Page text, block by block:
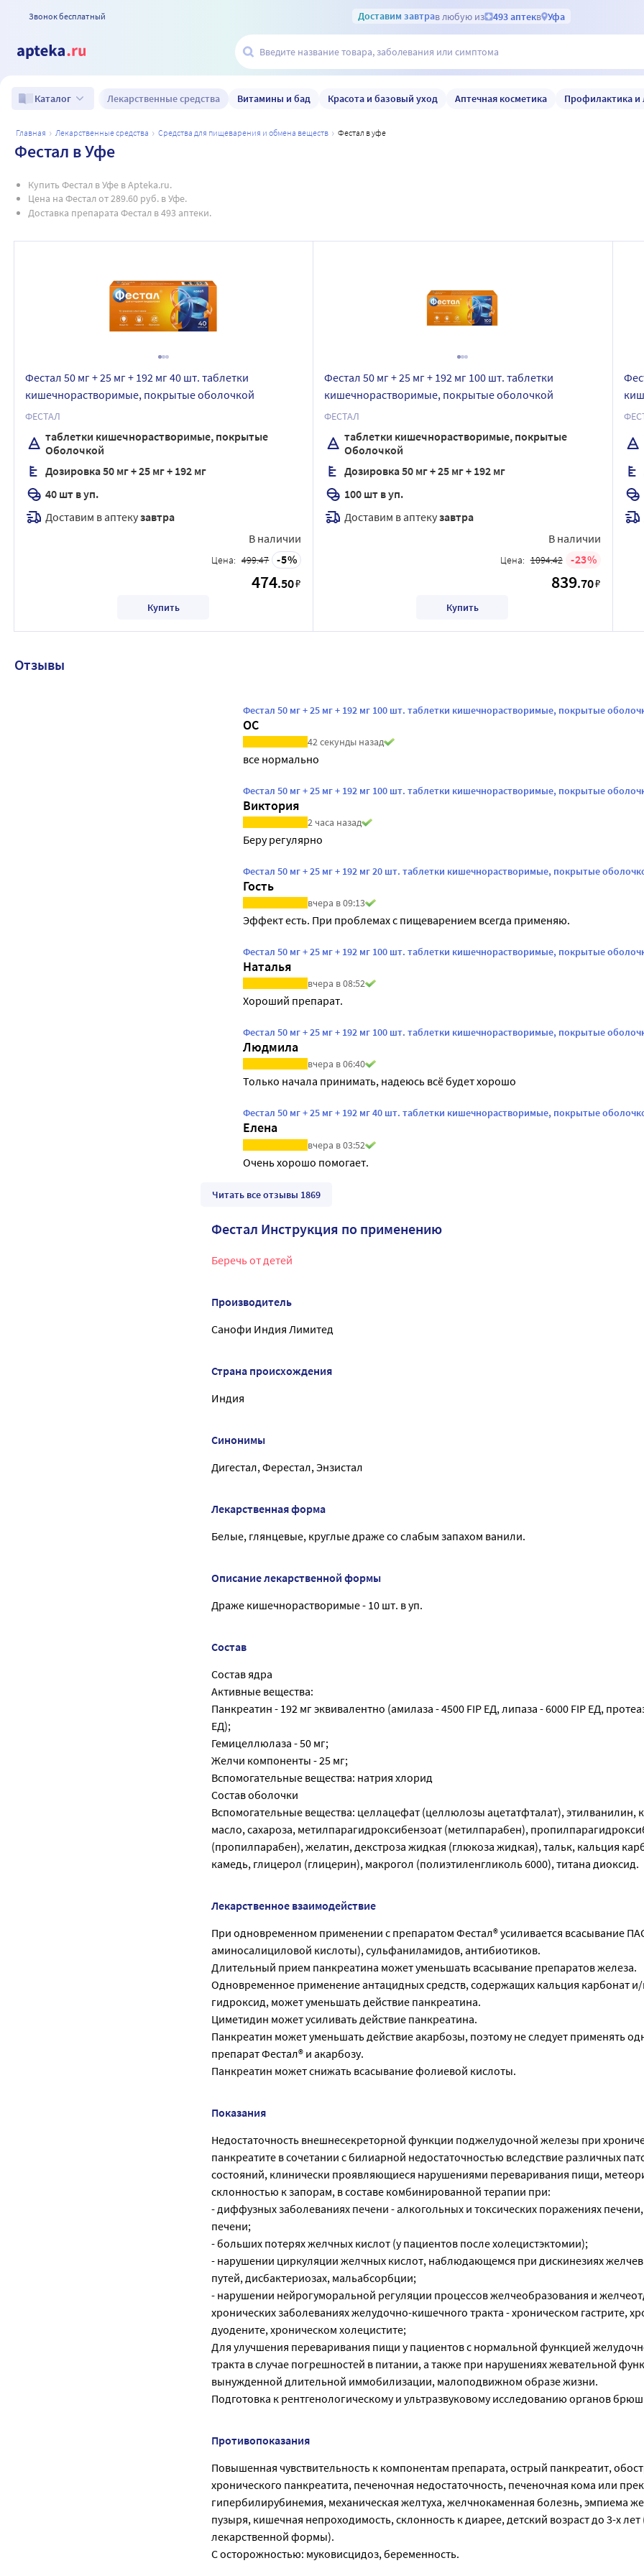
Звонок бесплатный Доставим завтрав любую из 493 аптекв Уфа
Каталог Лекарственные средства Витамины и бад Красота и базовый уход Аптечная косметика Профилактика и
главная лекарственные средства средства для пищеварения и обмена веществ фестал в уфе
Фестал в Уфе
Купить Фестал в Уфе в Apteka.ru.
Цена на Фестал от 289.60 руб. в Уфе.
Доставка препарата Фестал в 493 аптеки.
Фестал 50 мг + 25 мг + 192 мг 40 шт. таблетки
кишечнорастворимые, покрытые оболочкой
ФЕСТАЛ
таблетки кишечнорастворимые, покрытые
Оболочкой
Дозировка 50 мг + 25 мг + 192 мг
40 шт в уп.
Доставим в аптекузавтра
В наличии
Цена: 499.47 5
474.50₽
Купить
Фестал 50 мг + 25 мг + 192 мг 100 шт. таблетки
кишечнорастворимые, покрытые оболочкой
ФЕСТАЛ
таблетки кишечнорастворимые, покрытые
Оболочкой
Дозировка 50 мг + 25 мг + 192 мг
100 шт в уп.
Доставим в аптекузавтра
В наличии
Цена: 1094.42 23
839.70₽
Купить
Отзывы
Фестал 50 мг + 25 мг + 192 мг 100 шт. таблетки кишечнорастворимые, покрытые
ОС
42 секунды назад
все нормально
Фестал 50 мг + 25 мг + 192 мг 100 шт. таблетки кишечнорастворимые, покрытые
Виктория
2 часа назад
Беру регулярно
Фестал 50 мг + 25 мг + 192 мг 20 шт. таблетки кишечнорастворимые, покрытые
Гость
вчера в 09:13
Эффект есть. При проблемах с пищеварением всегда применяю.
Фестал 50 мг + 25 мг + 192 мг 100 шт. таблетки кишечнорастворимые, покрытые
Наталья
вчера в 08:52
Хороший препарат.
Фестал 50 мг + 25 мг + 192 мг 100 шт. таблетки кишечнорастворимые, покрытые
Людмила
вчера в 06:40
Только начала принимать, надеюсь всё будет хорошо
Фестал 50 мг + 25 мг + 192 мг 40 шт. таблетки кишечнорастворимые, покрытые
Елена
вчера в 03:52
Очень хорошо помогает.
Читать все отзывы 1869
Фестал Инструкция по применению
Беречь от детей
Производитель
Санофи Индия Лимитед
Страна происхождения
Индия
Синонимы
Дигестал, Ферестал, Энзистал
Лекарственная форма
Белые, глянцевые, круглые драже cо слабым запахом ванили.
Описание лекарственной формы
Драже кишечнорастворимые - 10 шт. в уп.
Состав
Состав ядра
Активные вещества:
Панкреатин - 192 мг эквивалентно (амилаза - 4500 FIP ЕД, липаза - 6000 FIP ЕД,
ЕД);
Гемицеллюлаза - 50 мг;
Желчи компоненты - 25 мг;
Вспомогательные вещества: натрия хлорид
Состав оболочки
Вспомогательные вещества: целлацефат (целлюлозы ацетатфталат), этилванилин,
масло, сахароза, метилпарагидроксибензоат (метилпарабен),
(пропилпарабен), желатин, декстроза жидкая (глюкоза жидкая), тальк, кальция
камедь, глицерол (глицерин), макрогол (полиэтиленгликоль 6000), титана диоксид.
Лекарственное взаимодействие
При одновременном применении с препаратом Фестал® усиливается всасывание
аминосалициловой кислоты), сульфаниламидов, антибиотиков.
Длительный прием панкреатина может уменьшать всасывание препаратов железа.
Одновременное применение антацидных средств, содержащих кальция карбонат
гидроксид, может уменьшать действие панкреатина.
Циметидин может усиливать действие панкреатина.
Панкреатин может уменьшать действие акарбозы, поэтому не следует применять
препарат Фестал® и акарбозу.
Панкреатин может снижать всасывание фолиевой кислоты.
Показания
Недостаточность внешнесекреторной функции поджелудочной железы при
панкреатите в сочетании с билиарной недостаточностью вследствие различных
состояний, клинически проявляющиеся нарушениями переваривания пищи,
склонностью к запорам, в составе комбинированной терапии при:
- диффузных заболеваниях печени - алкогольных и токсических поражениях
печени;
- больших потерях желчных кислот (у пациентов после холецистэктомии);
- нарушении циркуляции желчных кислот, наблюдающемся при дискинезиях
путей, дисбактериозах, мальабсорбции;
- нарушении нейрогуморальной регуляции процессов желчеобразования и
хронических заболеваниях желудочно-кишечного тракта - хроническом гастрите,
дуодените, хроническом холецистите;
Для улучшения переваривания пищи у пациентов с нормальной функцией
тракта в случае погрешностей в питании, а также при нарушениях жевательной
вынужденной длительной иммобилизации, малоподвижном образе жизни.
Подготовка к рентгенологическому и ультразвуковому исследованию органов
Противопоказания
Повышенная чувствительность к компонентам препарата, острый панкреатит,
хронического панкреатита, печеночная недостаточность, печеночная кома или
гипербилирубинемия, механическая желтуха, желчнокаменная болезнь, эмпиема
пузыря, кишечная непроходимость, склонность к диарее, детский возраст до 3-х
лекарственной формы).
С осторожностью: муковисцидоз, беременность.